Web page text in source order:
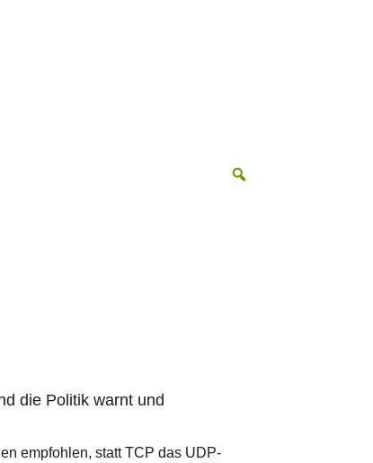
die Politik warnt und
empfohlen, statt TCP das UDP-